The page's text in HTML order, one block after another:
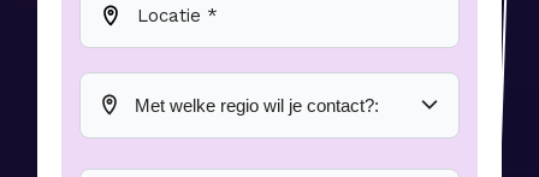
Locatie *